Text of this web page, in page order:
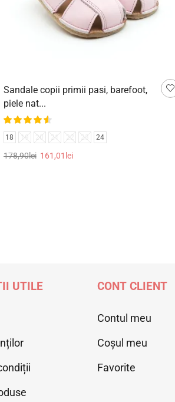
Sandale copii primii pasi, barefoot,
piele nat...
18 19 20 21 22 23 24
178,90lei 161,01 lei
UTILE CONT CLIENT
Contul meu
Coșul meu
Favorite